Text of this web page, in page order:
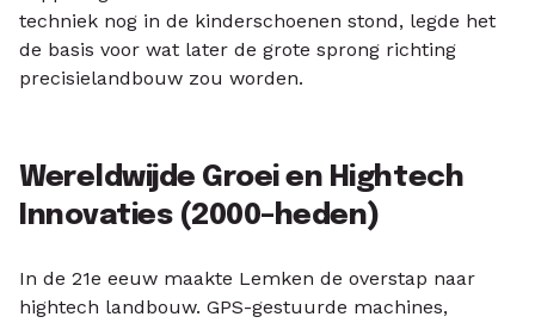
techniek nog in de kinderschoenen stond, legde het
de basis voor wat later de grote sprong richting
precisielandbouw zou worden.
Wereldwijde Groei en Hightech
Innovaties (2000–heden)
In de 21e eeuw maakte Lemken de overstap naar
hightech landbouw. GPS-gestuurde machines,